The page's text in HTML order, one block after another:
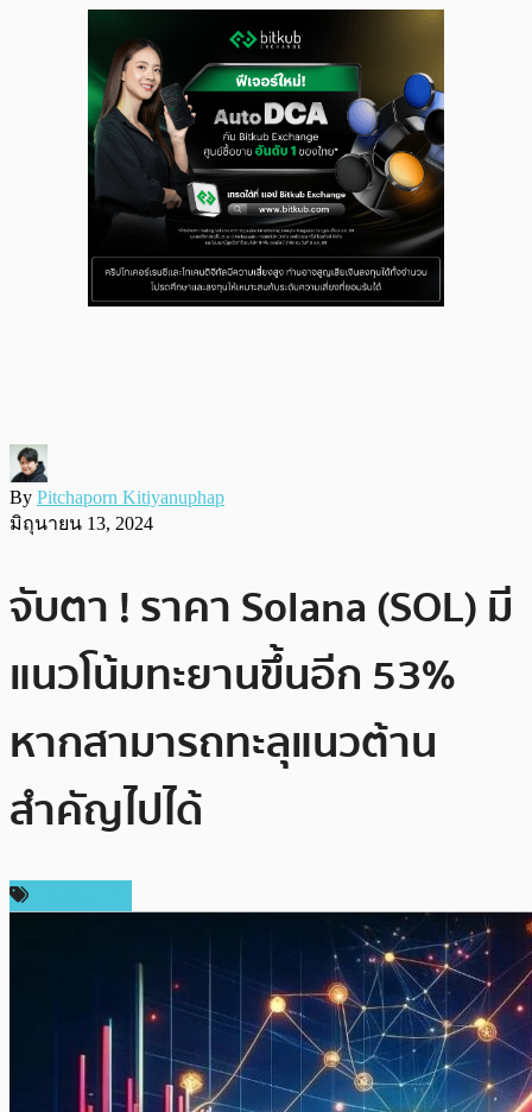
By Pitchaporn Kitiyanuphap
มิถุนายน 13, 2024
จับตา ! ราคา Solana (SOL) มี
แนวโน้มทะยานขึ้นอีก 53%
หากสามารถทะลุแนวต้าน
สำคัญไปได้